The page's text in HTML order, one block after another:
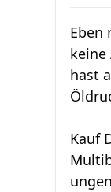
Eben
keine
hast
Kauf